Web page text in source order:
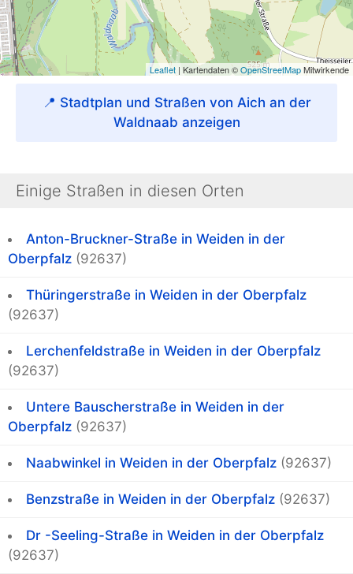
📍 Stadtplan und Straßen von Aich an der
Waldnaab anzeigen
Einige Straßen in diesen Orten
Anton-Bruckner-Straße in Weiden in der
Oberpfalz (92637)
Thüringerstraße in Weiden in der Oberpfalz
(92637)
Lerchenfeldstraße in Weiden in der Oberpfalz
(92637)
Untere Bauscherstraße in Weiden in der
Oberpfalz (92637)
Naabwinkel in Weiden in der Oberpfalz (92637)
Benzstraße in Weiden in der Oberpfalz (92637)
Dr -Seeling-Straße in Weiden in der Oberpfalz
(92637)